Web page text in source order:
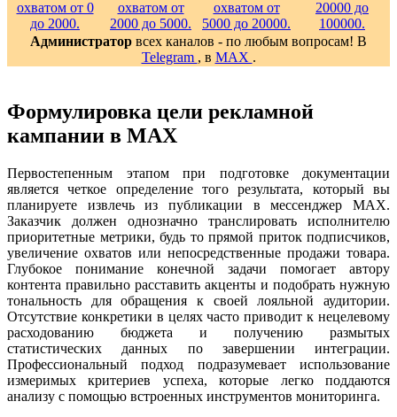
Администратор всех каналов - по любым вопросам! В
Telegram , в MAX .
Формулировка цели рекламной
кампании в MAX
Первостепенным этапом при подготовке документации
является четкое определение того результата, который вы
планируете извлечь из публикации в мессенджер MAX.
Заказчик должен однозначно транслировать исполнителю
приоритетные метрики, будь то прямой приток подписчиков,
увеличение охватов или непосредственные продажи товара.
Глубокое понимание конечной задачи помогает автору
контента правильно расставить акценты и подобрать нужную
тональность для обращения к своей лояльной аудитории.
Отсутствие конкретики в целях часто приводит к нецелевому
расходованию бюджета и получению размытых
статистических данных по завершении интеграции.
Профессиональный подход подразумевает использование
измеримых критериев успеха, которые легко поддаются
анализу с помощью встроенных инструментов мониторинга.